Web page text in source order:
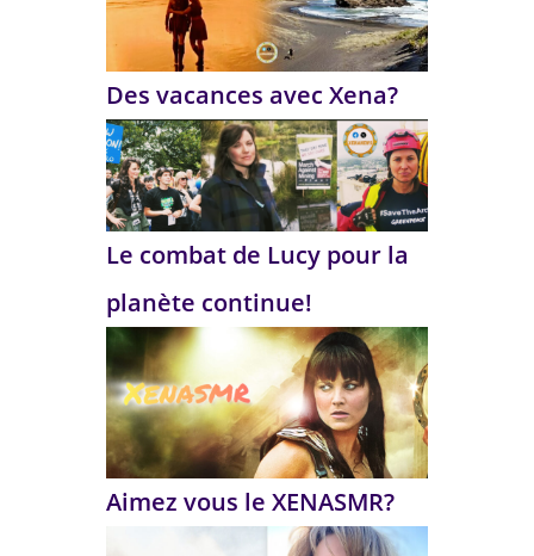
Des vacances avec Xena?
Le combat de Lucy pour la
planète continue!
Aimez vous le XENASMR?